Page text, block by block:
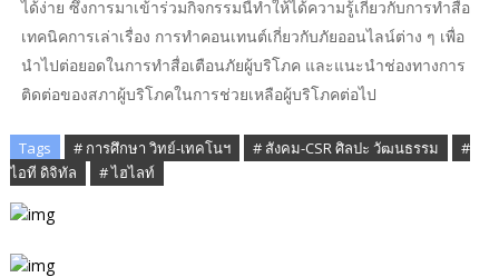
ได้ง่าย ซึ่งการมาเข้าร่วมกิจกรรมนี้ทำให้ได้ความรู้เกี่ยวกับการทำสื่อ
เทคนิคการเล่าเรื่อง การทำคอนเทนต์เกี่ยวกับภัยออนไลน์ต่าง ๆ เพื่อ
นำไปต่อยอดในการทำสื่อเตือนภัยผู้บริโภค และแนะนำช่องทางการ
ติดต่อของสภาผู้บริโภคในการช่วยเหลือผู้บริโภคต่อไป
Tags # การศึกษา วิทย์-เทคโนฯ # สังคม-CSR ศิลปะ วัฒนธรรม
#
ไอที ดิจิทัล
# ไฮไลท์